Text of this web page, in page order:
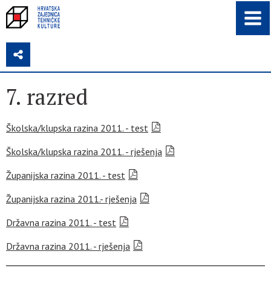
Z
7. razred
Školska/klupska razina 2011. - test
Školska/klupska razina 2011. - rješenja
Županijska razina 2011. - test
Županijska razina 2011.- rješenja
Državna razina 2011. - test
Državna razina 2011. - rješenja